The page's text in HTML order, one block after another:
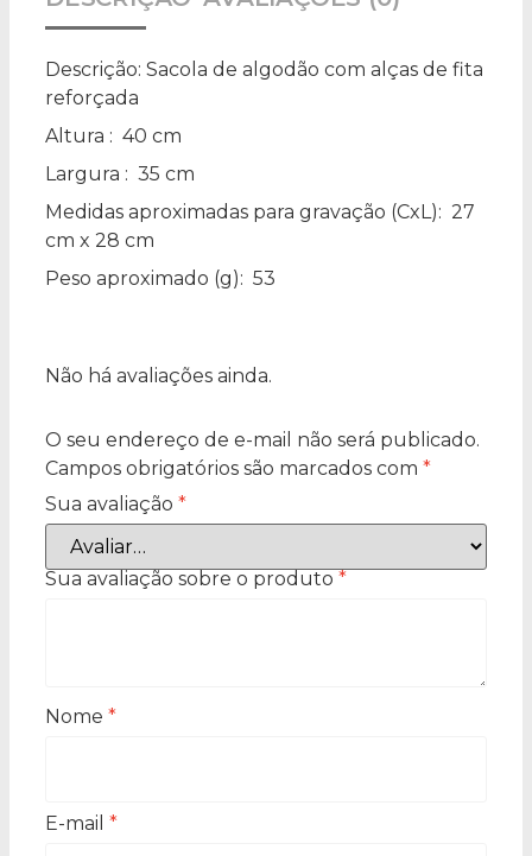
Descrição: Sacola de algodão com alças de fita
reforçada
Altura : 40 cm
Largura : 35 cm
Medidas aproximadas para gravação (CxL): 27
cm x 28 cm
Peso aproximado (g): 53
Não há avaliações ainda.
O seu endereço de e-mail não será publicado.
Campos obrigatórios são marcados com *
Sua avaliação *
Sua avaliação sobre o produto *
Nome *
E-mail *